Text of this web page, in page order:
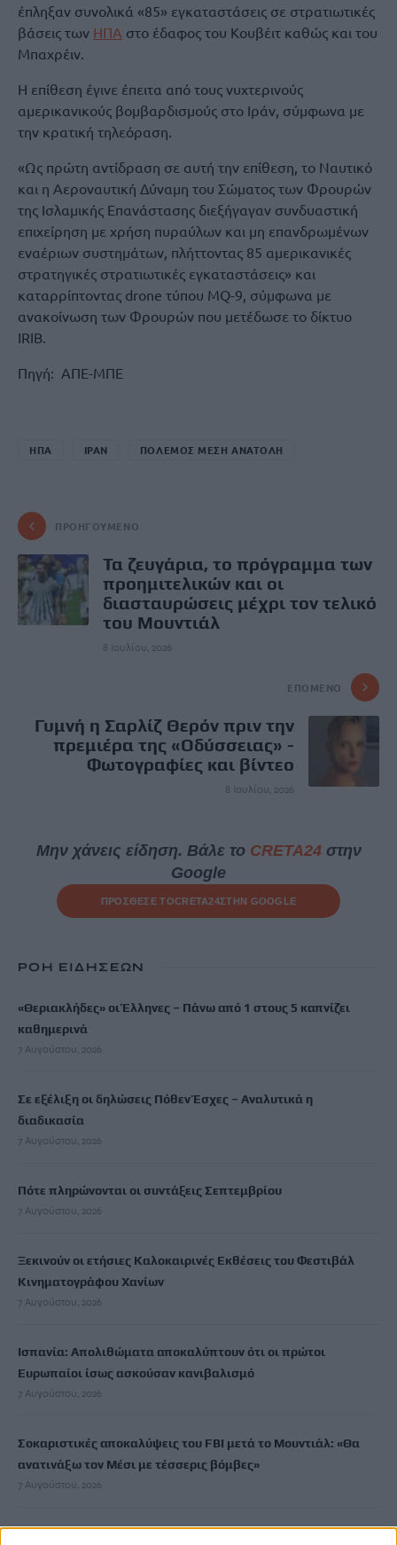
έπληξαν συνολικά «85» εγκαταστάσεις σε στρατιωτικές
βάσεις των ΗΠΑ στο έδαφος του Κουβέιτ καθώς και του
Μπαχρέιν.
Η επίθεση έγινε έπειτα από τους νυχτερινούς
αμερικανικούς βομβαρδισμούς στο Ιράν, σύμφωνα με
την κρατική τηλεόραση.
«Ως πρώτη αντίδραση σε αυτή την επίθεση, το Ναυτικό
και η Αεροναυτική Δύναμη του Σώματος των Φρουρών
της Ισλαμικής Επανάστασης διεξήγαγαν συνδυαστική
επιχείρηση με χρήση πυραύλων και μη επανδρωμένων
εναέριων συστημάτων, πλήττοντας 85 αμερικανικές
στρατηγικές στρατιωτικές εγκαταστάσεις» και
καταρρίπτοντας drone τύπου MQ-9, σύμφωνα με
ανακοίνωση των Φρουρών που μετέδωσε το δίκτυο
IRIB.
Πηγή: ΑΠΕ-ΜΠΕ
ΗΠΑ ΙΡΑΝ ΠΟΛΕΜΟΣ ΜΕΣΗ ΑΝΑΤΟΛΗ
ΠΡΟΗΓΟΎΜΕΝΟ
Τα ζευγάρια, το πρόγραμμα των
προημιτελικών και οι
διασταυρώσεις μέχρι τον τελικό
του Μουντιάλ
8 Ιουλίου, 2026
ΕΠΌΜΕΝΟ
Γυμνή η Σαρλίζ Θερόν πριν την
πρεμιέρα της «Οδύσσειας» -
Φωτογραφίες και βίντεο
8 Ιουλίου, 2026
Μην χάνεις είδηση. Βάλε το CRETA24στην
Google
ΠΡΟΣΘΕΣΕ ΤΟCRETA24ΣΤΗΝ GOOGLE
ΡΟΗ ΕΙΔΗΣΕΩΝ
«Θεριακλήδες» οι Έλληνες – Πάνω από 1 στους 5 καπνίζει
καθημερινά
7 Αυγούστου, 2026
Σε εξέλιξη οι δηλώσεις Πόθεν Έσχες – Αναλυτικά η
διαδικασία
7 Αυγούστου, 2026
Πότε πληρώνονται οι συντάξεις Σεπτεμβρίου
7 Αυγούστου, 2026
Ξεκινούν οι ετήσιες Καλοκαιρινές Εκθέσεις του Φεστιβάλ
Κινηματογράφου Χανίων
7 Αυγούστου, 2026
Ισπανία: Απολιθώματα αποκαλύπτουν ότι οι πρώτοι
Ευρωπαίοι ίσως ασκούσαν κανιβαλισμό
7 Αυγούστου, 2026
Σοκαριστικές αποκαλύψεις του FBI μετά το Μουντιάλ: «Θα
ανατινάξω τον Μέσι με τέσσερις βόμβες»
7 Αυγούστου, 2026